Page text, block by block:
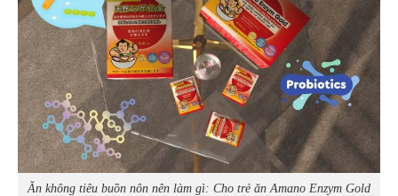
Ăn không tiêu buồn nôn nên làm gì: Cho trẻ ăn Amano Enzym Gold